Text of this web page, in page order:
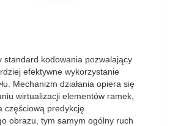
standard kodowania pozwalający
efektywne wykorzystanie
Mechanizm działania opiera się
wirtualizacji elementów ramek,
częściową predykcję
obrazu, tym samym ogólny ruch